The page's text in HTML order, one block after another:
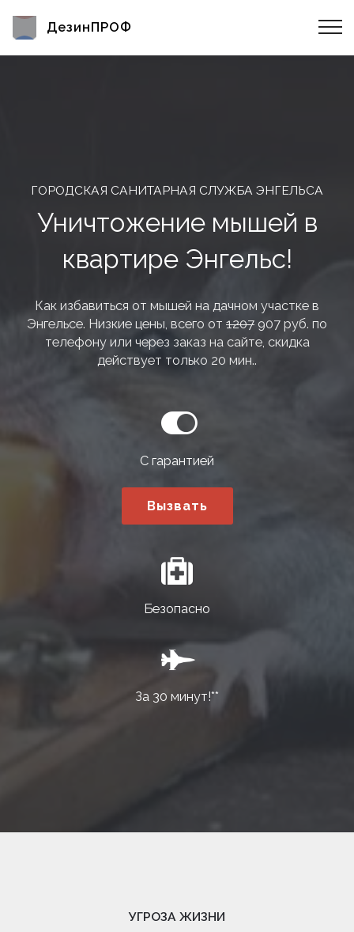
ДезинПРОФ
ГОРОДСКАЯ САНИТАРНАЯ СЛУЖБА ЭНГЕЛЬСА
Уничтожение мышей в
квартире Энгельс!
Как избавиться от мышей на дачном участке в
Энгельсе. Низкие цены, всего от 1207 907 руб. по
телефону или через заказ на сайте, скидка
действует только 20 мин..
С гарантией
Вызвать
Безопасно
За 30 минут!**
УГРОЗА ЖИЗНИ